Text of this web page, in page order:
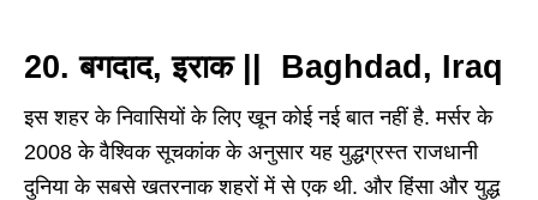
20. बगदाद, इराक || Baghdad, Iraq
इस शहर के निवासियों के लिए खून कोई नई बात नहीं है. मर्सर के
2008 के वैश्विक सूचकांक के अनुसार यह युद्धग्रस्त राजधानी
दुनिया के सबसे खतरनाक शहरों में से एक थी. और हिंसा और युद्ध